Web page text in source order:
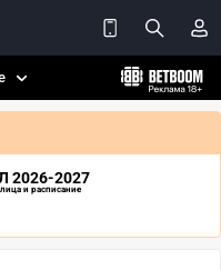
2026-2027
и расписание